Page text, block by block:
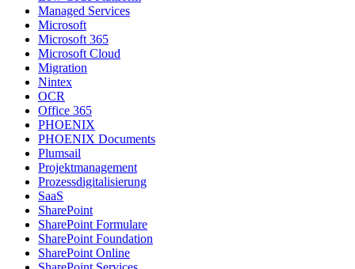
Managed Services
Microsoft
Microsoft 365
Microsoft Cloud
Migration
Nintex
OCR
Office 365
PHOENIX
PHOENIX Documents
Plumsail
Projektmanagement
Prozessdigitalisierung
SaaS
SharePoint
SharePoint Formulare
SharePoint Foundation
SharePoint Online